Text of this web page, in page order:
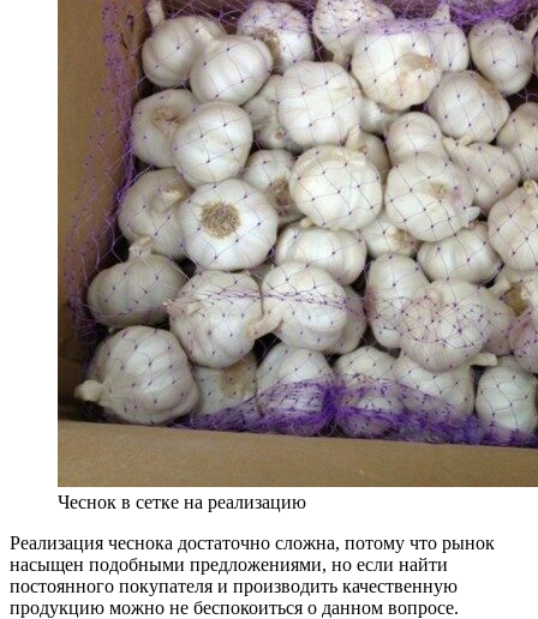
Чеснок в сетке на реализацию
Реализация чеснока достаточно сложна, потому что рынок
насыщен подобными предложениями, но если найти
постоянного покупателя и производить качественную
продукцию можно не беспокоиться о данном вопросе.